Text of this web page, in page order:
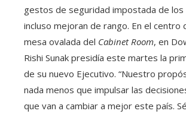
gestos de seguridad impostada de
incluso mejoran de rango. En el centro
mesa ovalada del Cabinet Room, en
Rishi Sunak presidía este martes la
de su nuevo Ejecutivo. “Nuestro
nada menos que impulsar las
que van a cambiar a mejor este país.